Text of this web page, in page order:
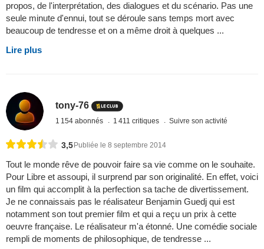
propos, de l'interprétation, des dialogues et du scénario. Pas une
seule minute d'ennui, tout se déroule sans temps mort avec
beaucoup de tendresse et on a même droit à quelques ...
Lire plus
tony-76
1 154 abonnés 1 411 critiques Suivre son activité
3,5Publiée le 8 septembre 2014
Tout le monde rêve de pouvoir faire sa vie comme on le souhaite.
Pour Libre et assoupi, il surprend par son originalité. En effet, voici
un film qui accomplit à la perfection sa tache de divertissement.
Je ne connaissais pas le réalisateur Benjamin Guedj qui est
notamment son tout premier film et qui a reçu un prix à cette
oeuvre française. Le réalisateur m'a étonné. Une comédie sociale
rempli de moments de philosophique, de tendresse ...